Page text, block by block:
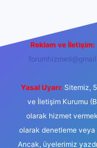
Reklam ve İletişim:
Yasal Uyarı: Sitemiz,
ve İletişim Kurumu
olarak hizmet
olarak denetleme veya
Ancak, üyelerimiz